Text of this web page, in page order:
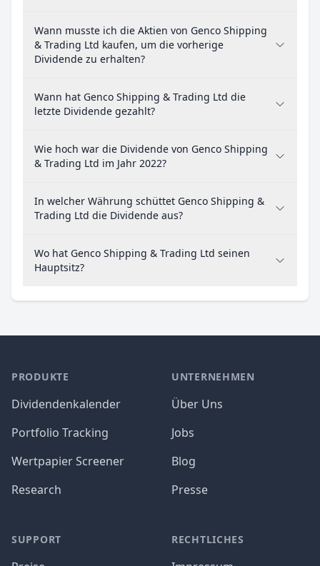
Wann musste ich die Aktien von Genco Shipping
& Trading Ltd kaufen, um die vorherige
Dividende zu erhalten?
Wann hat Genco Shipping & Trading Ltd die
letzte Dividende gezahlt?
Wie hoch war die Dividende von Genco Shipping
& Trading Ltd im Jahr 2022?
In welcher Währung schüttet Genco Shipping &
Trading Ltd die Dividende aus?
Wo hat Genco Shipping & Trading Ltd seinen
Hauptsitz?
PRODUKTE
Dividendenkalender
Portfolio Tracking
Wertpapier Screener
Research
SUPPORT
UNTERNEHMEN
Über Uns
Jobs
Blog
Presse
RECHTLICHES